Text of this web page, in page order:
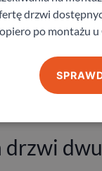
W takim
drzwiowe nie
Planując
chowały
przez drzwi
drzwi
drzwi
po montażu